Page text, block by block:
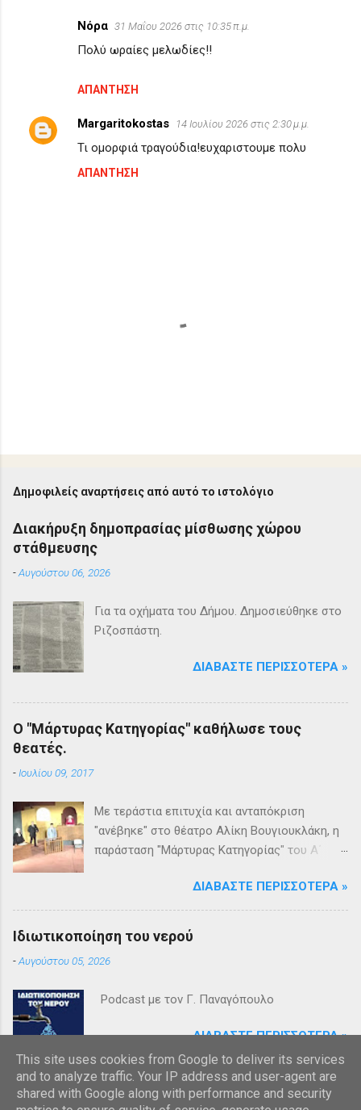
Νόρα 31 Μαΐου 2026 στις 10:35 π.μ.
Πολύ ωραίες μελωδίες!!
ΑΠΆΝΤΗΣΗ
Margaritokostas 14 Ιουλίου 2026 στις 2:30 μ.μ.
Τι ομορφιά τραγούδια!ευχαριστουμε πολυ
ΑΠΆΝΤΗΣΗ
ο
ε
υ
η
χ
λ
ί
ο
Δημοφιλείς αναρτήσεις από αυτό το ιστολόγιο
Διακήρυξη δημοπρασίας μίσθωσης χώρου
στάθμευσης
-Αυγούστου 06, 2026
Για τα οχήματα του Δήμου. Δημοσιεύθηκε στο
Ριζοσπάστη.
ΔΙΑΒΆΣΤΕ ΠΕΡΙΣΣΌΤΕΡΑ »
Ο "Μάρτυρας Κατηγορίας" καθήλωσε τους
θεατές.
-Ιουλίου 09, 2017
Με τεράστια επιτυχία και ανταπόκριση
"ανέβηκε" στο θέατρο Αλίκη Βουγιουκλάκη, η
παράσταση "Μάρτυρας Κατηγορίας" του Α΄
Βριλησσίων. Το θέατρο γέμισε και πάνω από
1500 θεατές και τις δύο βραδιές απόλαυσαν
κυριολεκτικά μία σπουδαία παράσταση
υψηλής δραματουργίας. Το έργο της Αγκάθα
Κρίστι καθήλωσε τους θεατρόφιλους σε όλη
πλοκή, οι μεγάλες ανατροπές και ένα
παρακολούθησαν το έργο και τους έμειναν
ανεξίτηλα στη μνήμη τους. Επρόκειτο για μία
αναμφισβήτητα δυνατή παράσταση. Με τη
ΔΙΑΒΆΣΤΕ ΠΕΡΙΣΣΌΤΕΡΑ »
Ιδιωτικοποίηση του νερού
-Αυγούστου 05, 2026
Podcast με τον Γ. Παναγόπουλο
ΔΙΑΒΆΣΤΕ ΠΕΡΙΣΣΌΤΕΡΑ »
This site uses cookies from Google to deliver its services
and to analyze traffic. Your IP address and user-agent are
shared with Google along with performance and security